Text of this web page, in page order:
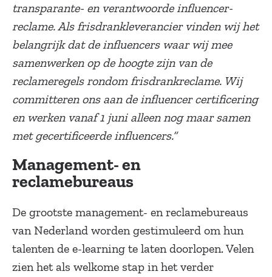
transparante- en verantwoorde influencer-
reclame. Als frisdrankleverancier vinden wij het
belangrijk dat de influencers waar wij mee
samenwerken op de hoogte zijn van de
reclameregels rondom frisdrankreclame. Wij
committeren ons aan de influencer certificering
en werken vanaf 1 juni alleen nog maar samen
met gecertificeerde influencers.”
Management- en
reclamebureaus
De grootste management- en reclamebureaus
van Nederland worden gestimuleerd om hun
talenten de e-learning te laten doorlopen. Velen
zien het als welkome stap in het verder